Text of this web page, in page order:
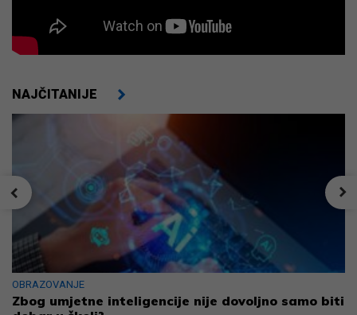
NAJČITANIJE
OBRAZOVANJE
Zbog umjetne inteligencije nije dovoljno samo biti